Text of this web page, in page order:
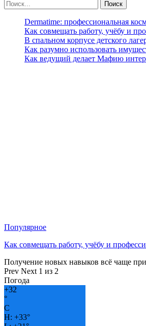
Dermatime: профессиональная
Как совмещать работу, учёбу и
В спальном корпусе детского
Как разумно использовать
Как ведущий делает Мафию
Популярное
Как совмещать работу, учёбу и
Получение новых навыков всё чаще
Prev Next 1 из 2
Погода
+32
°
C
H: +33°